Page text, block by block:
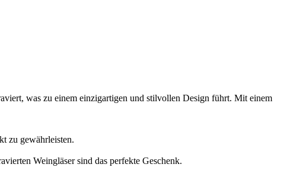
was zu einem einzigartigen und stilvollen Design führt. Mit einem
zu gewährleisten.
Weingläser sind das perfekte Geschenk.